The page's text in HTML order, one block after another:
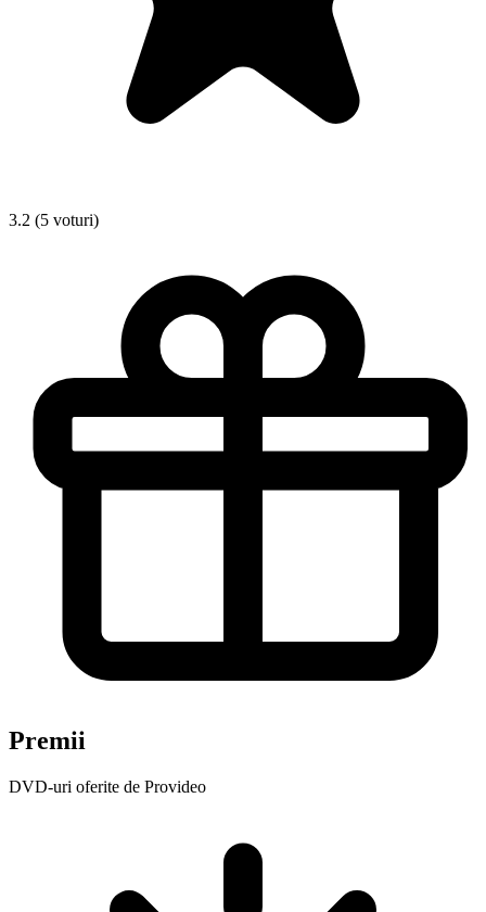
3.2 (5 voturi)
Premii
DVD-uri oferite de Provideo